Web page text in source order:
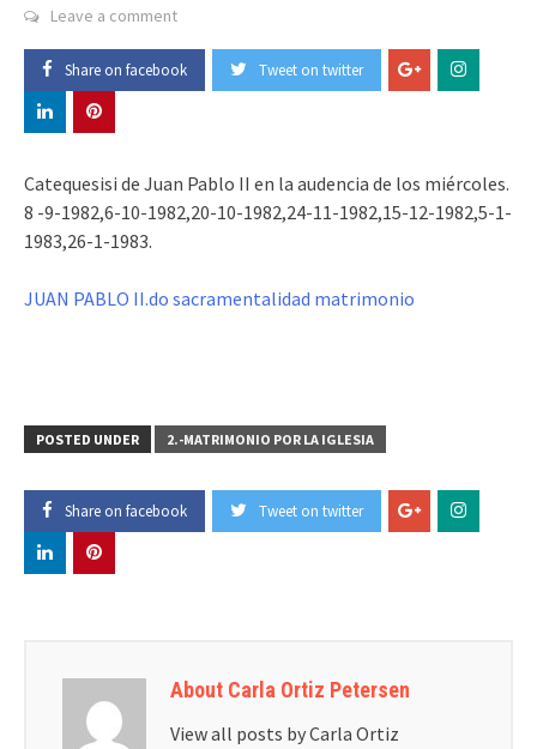
Leave a comment
Share on facebook Tweet on twitter
Catequesisi de Juan Pablo II en la audencia de los miércoles.
8 -9-1982,6-10-1982,20-10-1982,24-11-1982,15-12-1982,5-1-
1983,26-1-1983.
JUAN PABLO II.do sacramentalidad matrimonio
POSTED UNDER 2.-MATRIMONIO POR LA IGLESIA
Share on facebook Tweet on twitter
About Carla Ortiz Petersen
View all posts by Carla Ortiz